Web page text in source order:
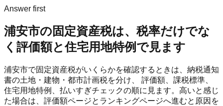
Answer first
浦安市の固定資産税は、税率だけでな
く評価額と住宅用地特例で見ます
浦安市で固定資産税がいくらかを確認するときは、納税通知
書の土地・建物・都市計画税を分け、 評価額、課税標準、
住宅用地特例、払いすぎチェックの順に見ます。高いと感じ
た場合は、評価額ページとランキングページへ進むと原因を